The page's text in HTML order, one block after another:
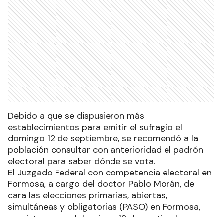
Debido a que se dispusieron más
establecimientos para emitir el sufragio el
domingo 12 de septiembre, se recomendó a la
población consultar con anterioridad el padrón
electoral para saber dónde se vota.
El Juzgado Federal con competencia electoral en
Formosa, a cargo del doctor Pablo Morán, de
cara las elecciones primarias, abiertas,
simultáneas y obligatorias (PASO) en Formosa,